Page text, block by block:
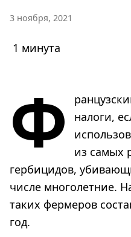
3 ноября, 2021
1 минута
Ф
налоги,
из самых
гербицидов,
числе многолетние.
таких фермеров
год.